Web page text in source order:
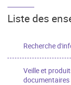
Liste des
Recherche
Veille et
documentaires